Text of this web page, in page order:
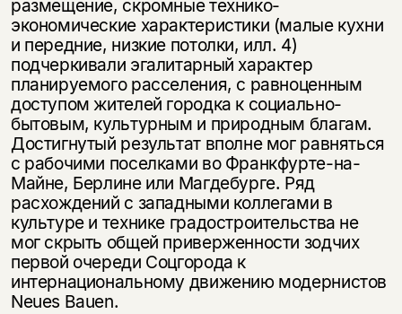
размещение, скромные технико-
экономические характеристики (малые кухни
и передние, низкие потолки, илл. 4)
подчеркивали эгалитарный характер
планируемого расселения, с равноценным
доступом жителей городка к социально-
бытовым, культурным и природным благам.
Достигнутый результат вполне мог равняться
с рабочими поселками во Франкфурте-на-
Майне, Берлине или Магдебурге. Ряд
расхождений с западными коллегами в
культуре и технике градостроительства не
мог скрыть общей приверженности зодчих
первой очереди Соцгорода к
интернациональному движению модернистов
Neues Bauen.